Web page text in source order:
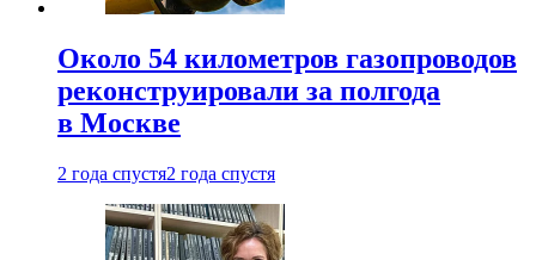
Около 54 километров газопроводов
реконструировали за полгода
в Москве
2 года спустя2 года спустя